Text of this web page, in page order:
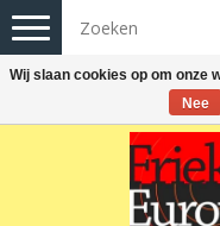
Toggle
navigation
Wij slaan cookies op om onze
Nee